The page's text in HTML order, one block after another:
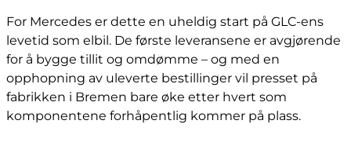
For Mercedes er dette en uheldig start på GLC-ens
levetid som elbil. De første leveransene er avgjørende
for å bygge tillit og omdømme – og med en
opphopning av uleverte bestillinger vil presset på
fabrikken i Bremen bare øke etter hvert som
komponentene forhåpentlig kommer på plass.